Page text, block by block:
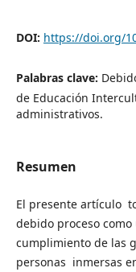
DOI: https://doi.org/
Palabras clave:
de Educación
administrativos.
Resumen
El presente artículo
debido proceso
cumplimiento de las
personas inmersas